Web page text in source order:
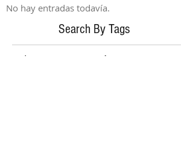
No hay entradas todavía.
Search By Tags
No hay etiquetas aún.